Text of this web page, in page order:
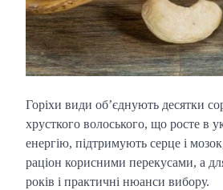
Горіхи види об’єднують десятки
хрусткого волоського, що росте в
енергію, підтримують серце і
раціон корисними перекусами, а
років і практичні нюанси вибору.